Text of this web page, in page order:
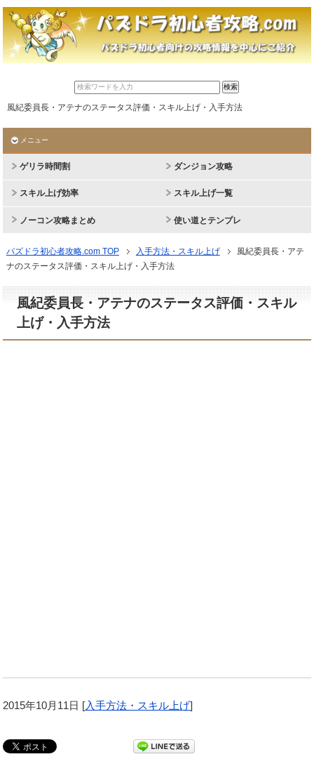
風紀委員長・アテナのステータス評価・スキル上げ・入手方法
メニュー
ゲリラ時間割 ダンジョン攻略
スキル上げ効率 スキル上げ一覧
ノーコン攻略まとめ 使い道とテンプレ
パズドラ初心者攻略.com TOP 入手方法・スキル上げ
風紀委員長・アテ
ナのステータス評価・スキル上げ・入手方法
風紀委員長・アテナのステータス評価・スキル
上げ・入手方法
2015年10月11日 [入手方法・スキル上げ]